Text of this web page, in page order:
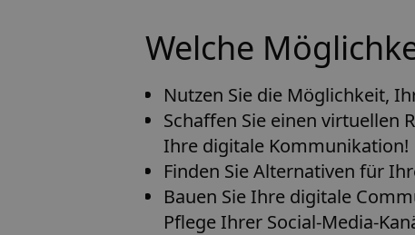
Welche
Nutzen Sie die Möglichkeit,
Schaffen Sie einen virtuellen
Ihre digitale Kommunikation!
Finden Sie Alternativen für
Bauen Sie Ihre digitale
Pflege Ihrer Social-Media-